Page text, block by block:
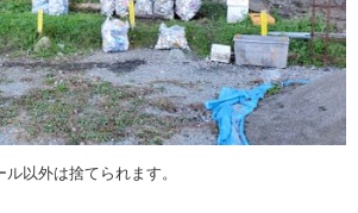
以外は捨てられます。